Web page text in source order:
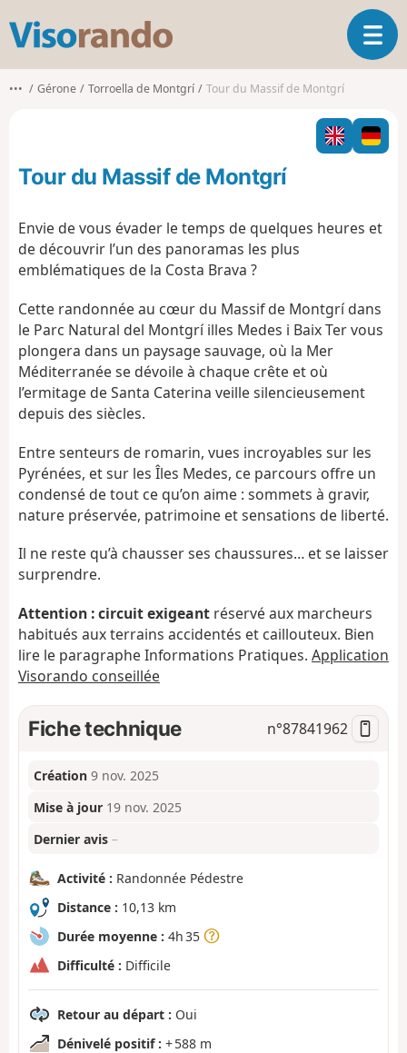
s
o
o
O
u
i
r
l
v
t
i
••• Gérone Torroella de Montgrí Tour du Massif de Montgrí
Tour du Massif de Montgrí
Envie de vous évader le temps de quelques heures et
de découvrir l’un des panoramas les plus
emblématiques de la Costa Brava ?
Cette randonnée au cœur du Massif de Montgrí dans
le Parc Natural del Montgrí illes Medes i Baix Ter vous
plongera dans un paysage sauvage, où la Mer
Méditerranée se dévoile à chaque crête et où
l’ermitage de Santa Caterina veille silencieusement
depuis des siècles.
Entre senteurs de romarin, vues incroyables sur les
Pyrénées, et sur les Îles Medes, ce parcours offre un
condensé de tout ce qu’on aime : sommets à gravir,
nature préservée, patrimoine et sensations de liberté.
Il ne reste qu’à chausser ses chaussures… et se laisser
surprendre.
Attention :circuit exigeant réservé aux marcheurs
habitués aux terrains accidentés et caillouteux. Bien
lire le paragraphe Informations Pratiques. Application
Visorando conseillée
Fiche technique n°87841962
Création 9 nov. 2025
Mise à jour 19 nov. 2025
Dernier avis –
Activité : Randonnée Pédestre
Distance : 10,13 km
Durée moyenne : 4h 35
Difficulté : Difficile
Retour au départ : Oui
Dénivelé positif : + 588 m